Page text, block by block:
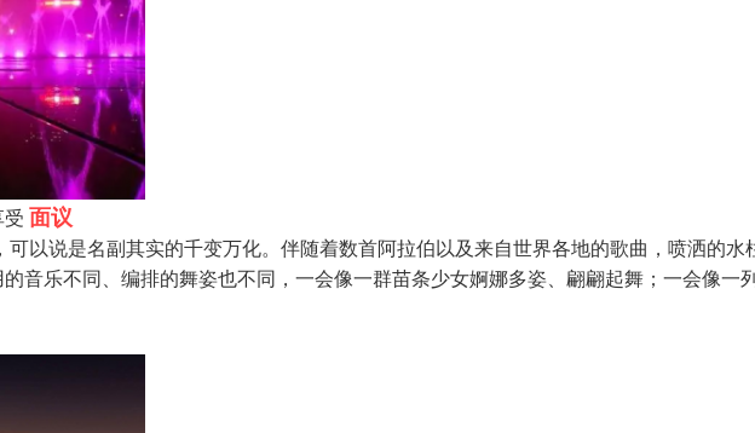
面议
以说是名副其实的千变万化。伴随着数首阿拉伯以及来自世界各地的歌曲，喷洒的水
音乐不同、编排的舞姿也不同，一会像一群苗条少女婀娜多姿、翩翩起舞；一会像一